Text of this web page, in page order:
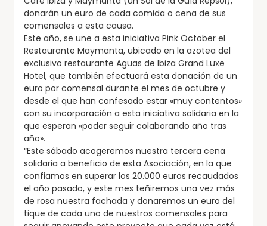
donarán un euro de cada comida o cena de sus
comensales a esta causa.
Este año, se une a esta iniciativa Pink October el
Restaurante Maymanta, ubicado en la azotea del
exclusivo restaurante Aguas de Ibiza Grand Luxe
Hotel, que también efectuará esta donación de un
euro por comensal durante el mes de octubre y
desde el que han confesado estar «muy contentos»
con su incorporación a esta iniciativa solidaria en la
que esperan «poder seguir colaborando año tras
año».
“Este sábado acogeremos nuestra tercera cena
solidaria a beneficio de esta Asociación, en la que
confiamos en superar los 20.000 euros recaudados
el año pasado, y este mes teñiremos una vez más
de rosa nuestra fachada y donaremos un euro del
tique de cada uno de nuestros comensales para